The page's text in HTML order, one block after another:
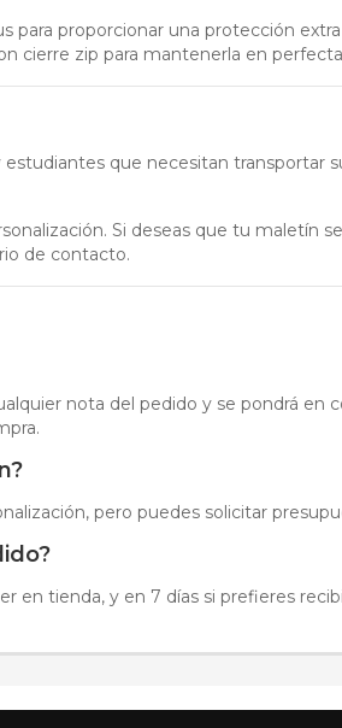
para proporcionar una protección
cierre zip para mantenerla en
estudiantes que necesitan transportar
Si deseas que tu maletín
de contacto.
nota del pedido y se pondrá en
pero puedes solicitar
en tienda, y en 7 días si prefieres